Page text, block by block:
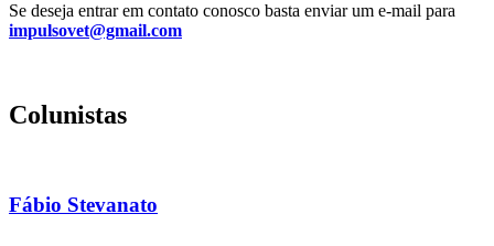
Se deseja entrar em contato conosco basta enviar um e-mail para
impulsovet@gmail.com
Colunistas
Fábio Stevanato